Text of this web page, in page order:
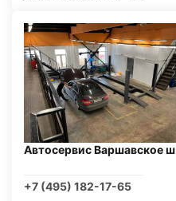
Автосервис Варшавское ш
+7 (495) 182-17-65